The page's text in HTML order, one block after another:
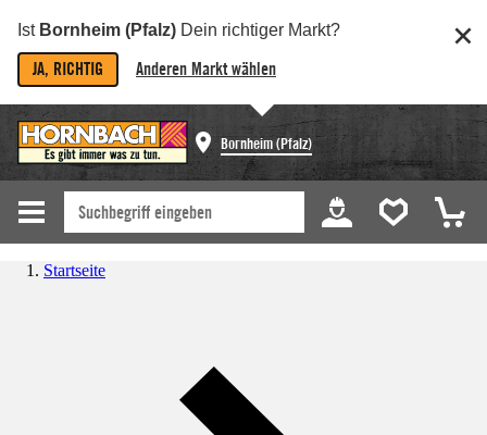
Ist Bornheim (Pfalz) Dein richtiger Markt?
JA, RICHTIG Anderen Markt wählen
Bornheim (Pfalz)
Startseite